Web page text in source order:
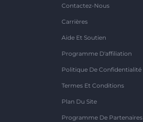
Contactez-Nous
Carrières
Aide Et Soutien
Programme D'affiliation
Politique De Confidentialité
Termes Et Conditions
Plan Du Site
Programme De Partenaires